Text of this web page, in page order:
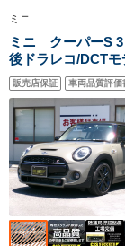
ミニ
ミニ クーパーS
後ドラレコ/DCT
ーキ/純正ナビ/ブ
ト/ETC/アームレ
販売店保証 車両品質評価